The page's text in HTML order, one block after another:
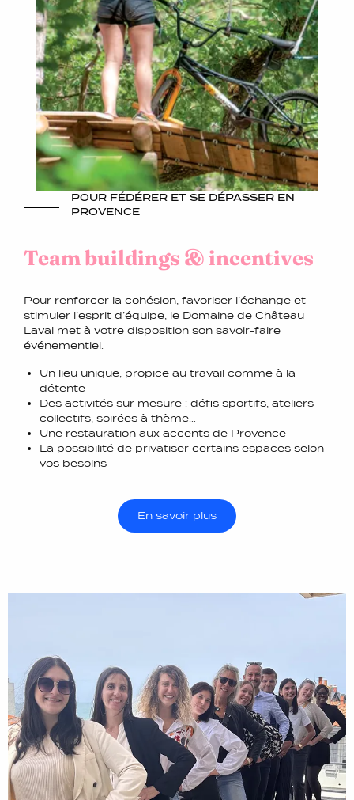
POUR FÉDÉRER ET SE DÉPASSER EN
PROVENCE
Team buildings & incentives
Pour renforcer la cohésion, favoriser l’échange et
stimuler l’esprit d’équipe, le Domaine de Château
Laval met à votre disposition son savoir-faire
événementiel.
Un lieu unique, propice au travail comme à la
détente
Des activités sur mesure : défis sportifs, ateliers
collectifs, soirées à thème…
Une restauration aux accents de Provence
La possibilité de privatiser certains espaces selon
vos besoins
En savoir plus